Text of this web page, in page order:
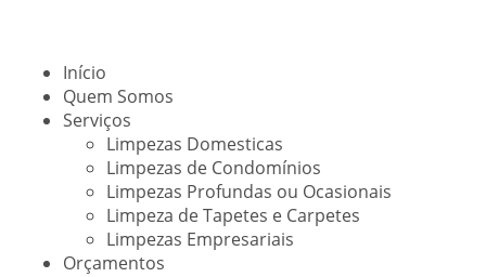
Início
Quem Somos
Serviços
Limpezas Domesticas
Limpezas de Condomínios
Limpezas Profundas ou Ocasionais
Limpeza de Tapetes e Carpetes
Limpezas Empresariais
Orçamentos